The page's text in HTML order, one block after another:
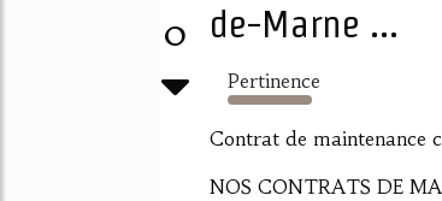
0
de-Marne ...
Pertinence
435%
Contrat de maintenance
NOS CONTRATS DE